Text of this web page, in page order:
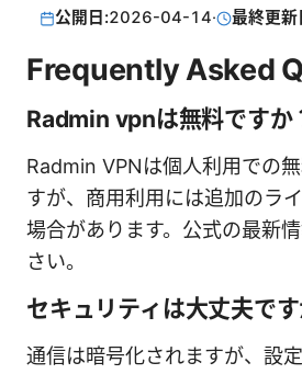
公開日:2026-04-14· 最終更新
Frequently Asked
Radmin vpnは無料ですか
Radmin VPNは個人利用での
すが、商用利用には追加のラ
場合があります。公式の最新
さい。
セキュリティは大丈夫です
通信は暗号化されますが、設